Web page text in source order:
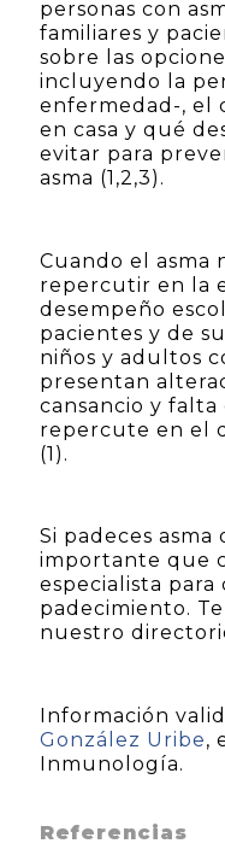
personas con
familiares y
sobre las
incluyendo la
enfermedad-, el
en casa y qué
evitar para
asma (1,2,3).
Cuando el asma
repercutir en la
desempeño
pacientes y de
niños y adultos
presentan
cansancio y
repercute en el
(1).
Si padeces
importante que
especialista
padecimiento.
nuestro
Información
González Uribe,
Inmunología.
Referencias